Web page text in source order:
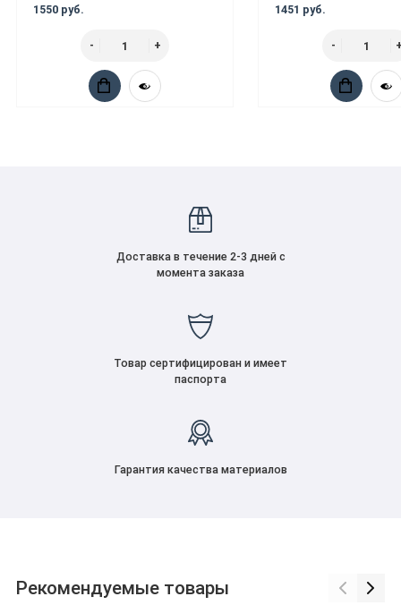
1550 руб. 1451 руб.
Доставка в течение 2-3 дней с
момента заказа
Товар сертифицирован и имеет
паспорта
Гарантия качества материалов
Рекомендуемые товары